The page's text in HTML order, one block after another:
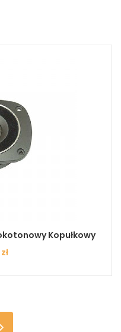
Kopułkowy